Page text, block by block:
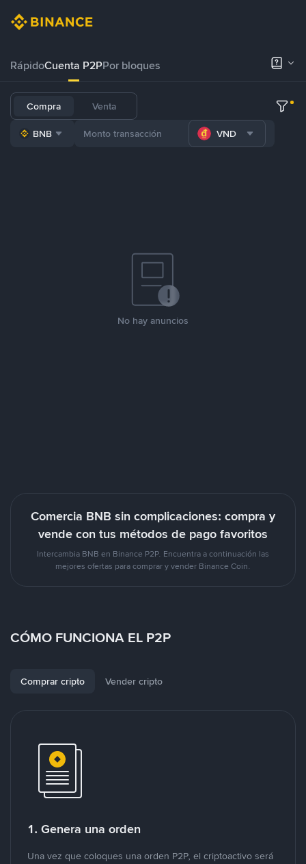
RápidoCuenta P2PPor bloques
Compra Venta
BNB VND
No hay anuncios
Comercia BNB sin complicaciones: compra y
vende con tus métodos de pago favoritos
Intercambia BNB en Binance P2P. Encuentra a continuación las
mejores ofertas para comprar y vender Binance Coin.
CÓMO FUNCIONA EL P2P
Comprar cripto Vender cripto
1. Genera una orden
Una vez que coloques una orden P2P, el criptoactivo será